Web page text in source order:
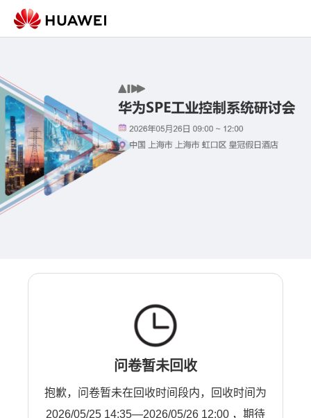
问卷暂未回收
抱歉，问卷暂未在回收时间段内，回收时间为
2026/05/25 14:35—2026/05/26 12:00 ，期待